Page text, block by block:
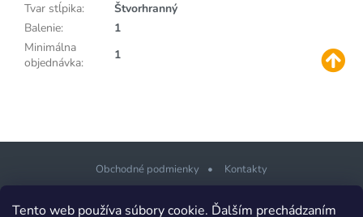
Tento web používa súbory cookie. Ďalším prechádzaním
Tvar stĺpika:
Štvorhranný
Balenie:
1
Minimálna
objednávka:
1
Obchodné podmienky Kontakty